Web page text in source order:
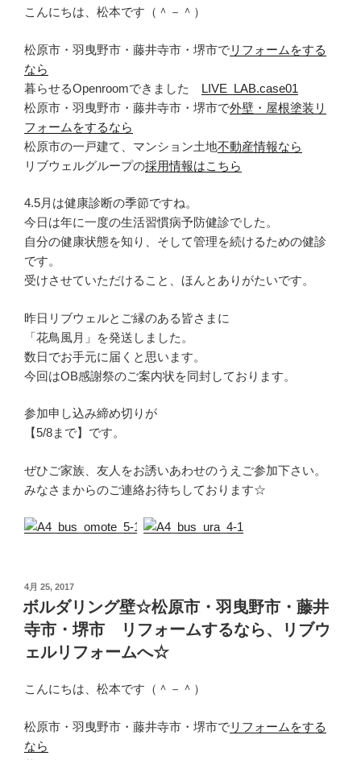
こんにちは、松本です（＾－＾）
松原市・羽曳野市・藤井寺市・堺市でリフォームをする
なら
暮らせるOpenroomできました LIVE_LAB.case01
松原市・羽曳野市・藤井寺市・堺市で外壁・屋根塗装リ
フォームをするなら
松原市の一戸建て、マンション土地不動産情報なら
リブウェルグループの採用情報はこちら
4.5月は健康診断の季節ですね。
今日は年に一度の生活習慣病予防健診でした。
自分の健康状態を知り、そして管理を続けるための健診
です。
受けさせていただけること、ほんとありがたいです。
昨日リブウェルとご縁のある皆さまに
「花鳥風月」を発送しました。
数日でお手元に届くと思います。
今回はOB感謝祭のご案内状を同封しております。
参加申し込み締め切りが
【5/8まで】です。
ぜひご家族、友人をお誘いあわせのうえご参加下さい。
みなさまからのご連絡お待ちしております☆
投
稿
日:
4月 25, 2017
ボルダリング壁☆松原市・羽曳野市・藤井
寺市・堺市 リフォームするなら、リブウ
ェルリフォームへ☆
こんにちは、松本です（＾－＾）
松原市・羽曳野市・藤井寺市・堺市でリフォームをする
なら